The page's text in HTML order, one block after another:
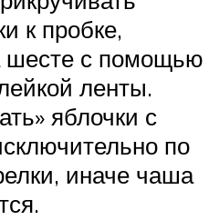
к пробке,
шесте с помощью
ленты.
яблочки с
по
иначе чаша